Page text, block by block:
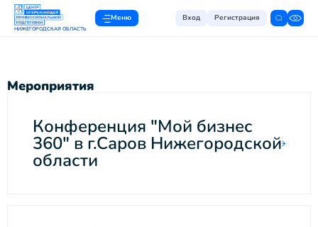
НИЖЕГОРОДСКАЯ ОБЛАСТЬ
Меню Вход Регистрация
Мероприятия
Конференция "Мой бизнес
360" в г.Саров Нижегородской
области